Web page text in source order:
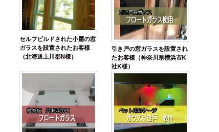
セルフビルドされた小屋の窓
ガラスを設置されたお客様
（北海道上川郡N様）
引き戸の窓ガラスを設置され
たお客様（神奈川県横浜市K
社K様）